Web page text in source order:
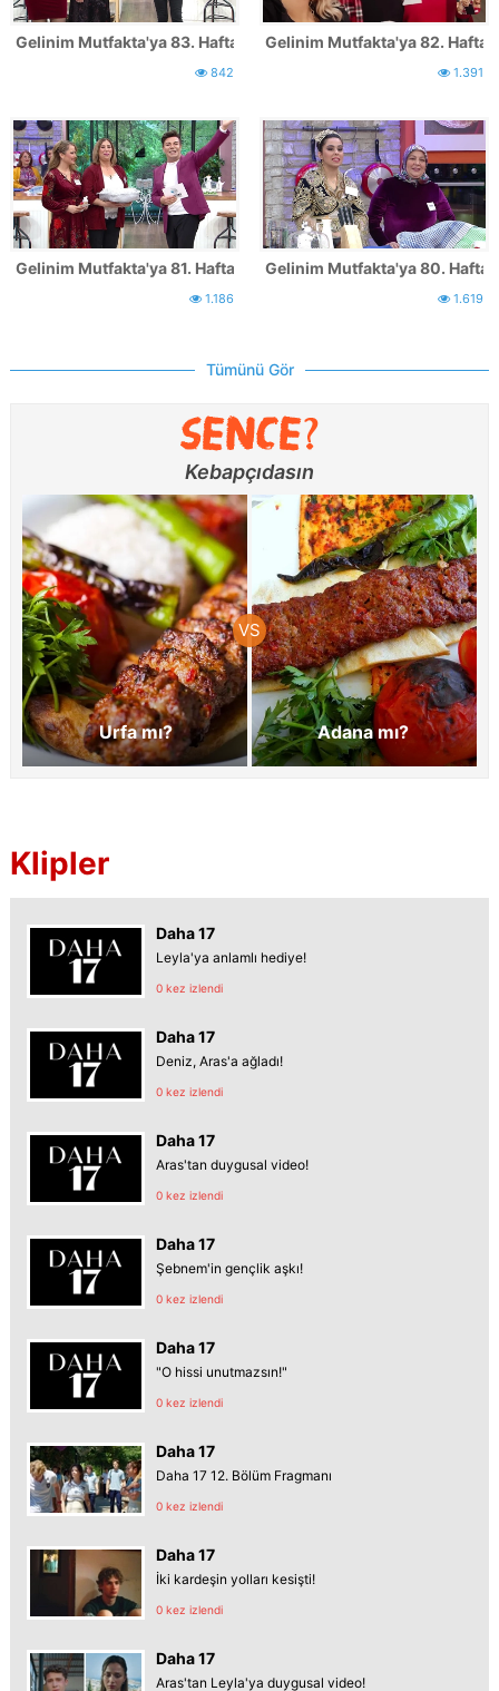
Gelinim Mutfakta'ya 83. Hafta katılan yarışmacılar
842
Gelinim Mutfakta'ya 82. Hafta
1.391
Gelinim Mutfakta'ya 81. Hafta katılan yarışmacılar
1.186
Gelinim Mutfakta'ya 80. Hafta
1.619
Tümünü Gör
Kebapçıdasın
Urfa mı? Adana mı?
Klipler
Daha 17
Leyla'ya anlamlı hediye!
0 kez izlendi
Daha 17
Deniz, Aras'a ağladı!
0 kez izlendi
Daha 17
Aras'tan duygusal video!
0 kez izlendi
Daha 17
Şebnem'in gençlik aşkı!
0 kez izlendi
Daha 17
"O hissi unutmazsın!"
0 kez izlendi
Daha 17
Daha 17 12. Bölüm Fragmanı
0 kez izlendi
Daha 17
İki kardeşin yolları kesişti!
0 kez izlendi
Daha 17
Aras'tan Leyla'ya duygusal video!